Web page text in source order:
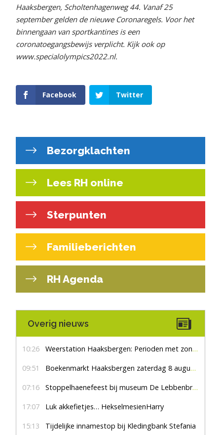
Haaksbergen, Scholtenhagenweg 44. Vanaf 25
september gelden de nieuwe Coronaregels. Voor het
binnengaan van sportkantines is een
coronatoegangsbewijs verplicht. Kijk ook op
www.specialolympics2022.nl.
Facebook Twitter
Bezorgklachten
Lees RH online
Sterpunten
Familieberichten
RH Agenda
Overig nieuws
10:26 Weerstation Haaksbergen: Perioden met zon en droog
09:51 Boekenmarkt Haaksbergen zaterdag 8 augustus, marktplein Haaksbergen
07:16 Stoppelhaenefeest bij museum De Lebbenbrugge
17:07 Luk akkefietjes… HekselmesienHarry
15:13 Tijdelijke innamestop bij Kledingbank Stefania